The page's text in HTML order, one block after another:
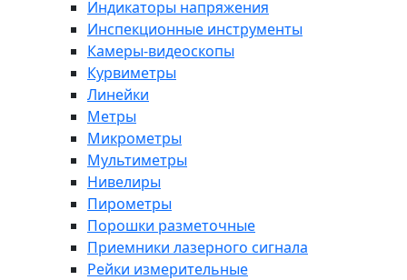
Индикаторы напряжения
Инспекционные инструменты
Камеры-видеоскопы
Курвиметры
Линейки
Метры
Микрометры
Мультиметры
Нивелиры
Пирометры
Порошки разметочные
Приемники лазерного сигнала
Рейки измерительные